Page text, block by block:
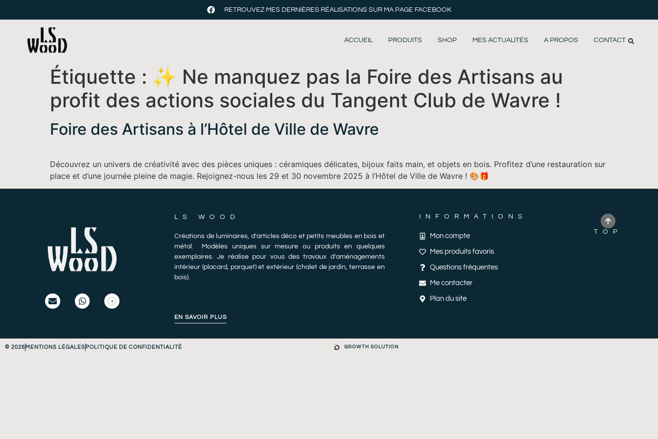
RETROUVEZ MES DERNIÈRES RÉALISATIONS SUR MA PAGE FACEBOOK
ACCUEIL PRODUITS SHOP MES ACTUALITÉS A PROPOS CONTACT
Étiquette : ✨ Ne manquez pas la Foire des Artisans au
profit des actions sociales du Tangent Club de Wavre !
Foire des Artisans à l’Hôtel de Ville de Wavre
Découvrez un univers de créativité avec des pièces uniques : céramiques délicates, bijoux faits main, et objets en bois. Profitez d’une restauration sur
place et d’une journée pleine de magie. Rejoignez-nous les 29 et 30 novembre 2025 à l’Hôtel de Ville de Wavre ! 🎨🎁
LS WOOD
Créations de luminaires, d’articles déco et petits meubles en bois et
métal. Modèles uniques sur mesure ou produits en quelques
exemplaires. Je réalise pour vous des travaux d’aménagements
intérieur (placard, parquet) et extérieur (chalet de jardin, terrasse en
bois).
EN SAVOIR PLUS
INFORMATIONS
Mon compte
Mes produits favoris
Questions fréquentes
Me contacter
Plan du site
TOP
© 2026 MENTIONS LÉGALES POLITIQUE DE CONFIDENTIALITÉ GROWTH SOLUTION